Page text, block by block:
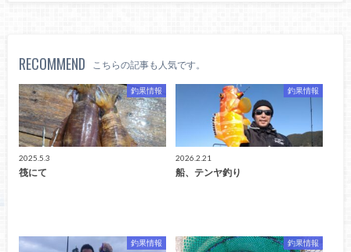
RECOMMEND こちらの記事も人気です。
釣果情報
2025.5.3
筏にて
釣果情報
2026.2.21
船、テンヤ釣り
釣果情報 釣果情報